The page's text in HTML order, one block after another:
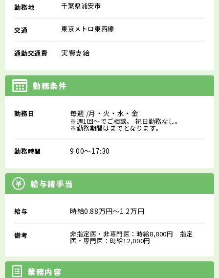
勤務地 千葉県浦安市
交通 東京メトロ東西線
通勤交通費 実費支給
勤務条件
勤務日 毎週 /月・火・水・金
※週1回～でご相談。 祝日勤務なし。
※勤務期間はまでとなります。
勤務時間 9:00～17:30
給与諸手当
給与 時給0.88万円～1.2万円
備考 非指定医・非専門医：時給8,800円 指定
医・専門医：時給12,000円
業務内容